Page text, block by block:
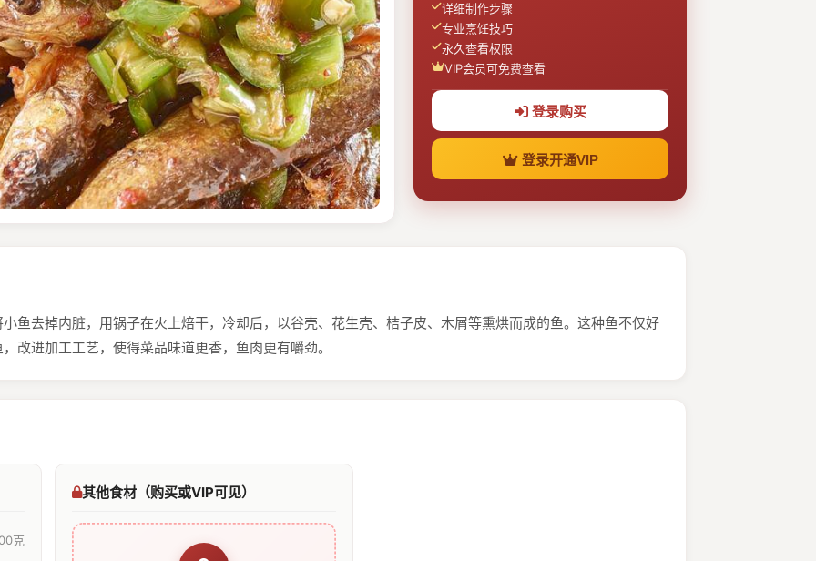
详细制作步骤
专业烹饪技巧
永久查看权限
VIP会员可免费查看
登录购买
登录开通VIP
鱼去掉内脏，用锅子在火上焙干，冷却后，以谷壳、花生壳、桔子皮、木屑等熏烘而成的鱼。这种鱼不仅好
改进加工工艺，使得菜品味道更香，鱼肉更有嚼劲。
克
其他食材（购买或VIP可见）